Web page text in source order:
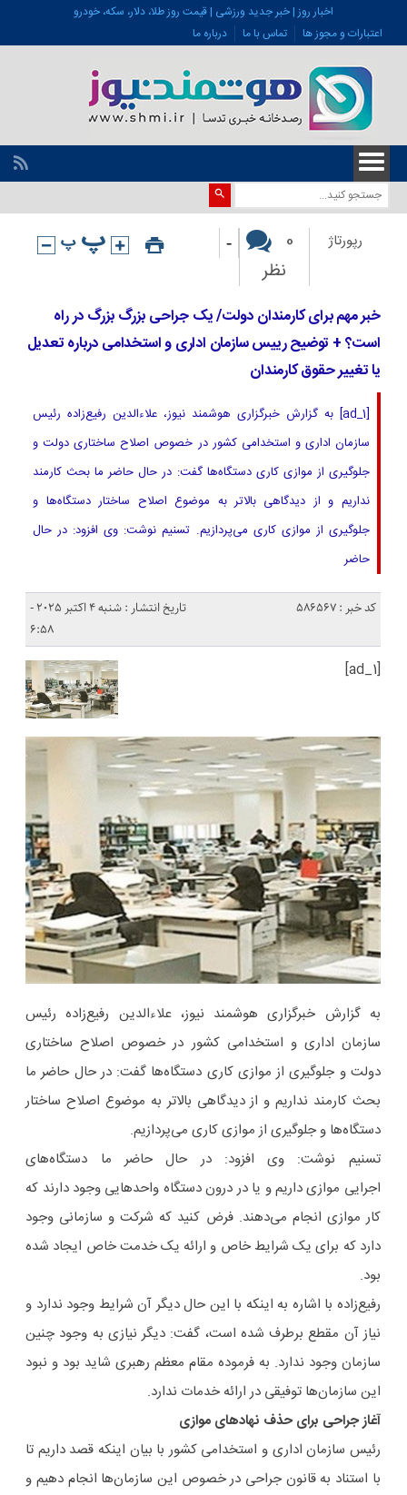
اخبار روز | خبر جدید ورزشی | قیمت روز طلا، دلار، سکه، خودرو
اعتبارات و مجوز ها
تماس با ما درباره ما
رپورتاژ
0
نظر
-
خبر مهم برای کارمندان دولت/ یک جراحی بزرگ بزرگ در راه
است؟ + توضیح رییس سازمان اداری و استخدامی درباره تعدیل
یا تغییر حقوق کارمندان
[ad_1] به گزارش خبرگزاری هوشمند نیوز، علاءالدین رفیع‌زاده رئیس
سازمان اداری و استخدامی کشور در خصوص اصلاح ساختاری دولت و
جلوگیری از موازی کاری دستگاه‌ها گفت: در حال حاضر ما بحث کارمند
نداریم و از دیدگاهی بالاتر به موضوع اصلاح ساختار دستگاه‌ها و
جلوگیری از موازی کاری می‌پردازیم. تسنیم نوشت: وی افزود: در حال
حاضر
کد خبر : 586567
تاریخ انتشار : شنبه 4 اکتبر 2025 -
6:58
[ad_1]
به گزارش خبرگزاری هوشمند نیوز، علاءالدین رفیع‌زاده رئیس
سازمان اداری و استخدامی کشور در خصوص اصلاح ساختاری
دولت و جلوگیری از موازی کاری دستگاه‌ها گفت: در حال حاضر ما
بحث کارمند نداریم و از دیدگاهی بالاتر به موضوع اصلاح ساختار
دستگاه‌ها و جلوگیری از موازی کاری می‌پردازیم.
تسنیم نوشت: وی افزود: در حال حاضر ما دستگاه‌های
اجرایی موازی داریم و یا در درون دستگاه واحدهایی وجود دارند که
کار موازی انجام می‌دهند. فرض کنید که شرکت و سازمانی وجود
دارد که برای یک شرایط خاص و ارائه یک خدمت خاص ایجاد شده
بود.
رفیع‌زاده با اشاره به اینکه با این حال دیگر آن شرایط وجود ندارد و
نیاز آن مقطع برطرف شده است، گفت: دیگر نیازی به وجود چنین
سازمان وجود ندارد. به فرموده مقام معظم رهبری شاید بود و نبود
این سازمان‌ها توفیقی در ارائه خدمات ندارد.
آغاز جراحی برای حذف نهادهای موازی
رئیس سازمان اداری و استخدامی کشور با بیان اینکه قصد داریم تا
با استناد به قانون جراحی در خصوص این سازمان‌ها انجام دهیم و